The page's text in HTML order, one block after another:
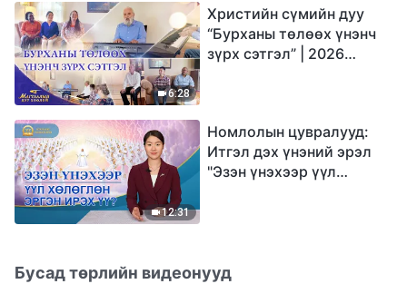
6:28
Христийн сүмийн дуу
“Бурханы төлөөх үнэнч
зүрх сэтгэл” | 2026
12:31
Номлолын цувралууд:
Итгэл дэх үнэний эрэл
"Эзэн үнэхээр үүл
Бусад төрлийн видеонууд